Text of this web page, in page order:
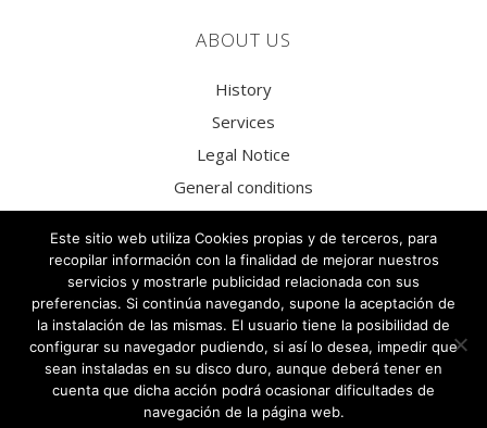
ABOUT US
History
Services
Legal Notice
General conditions
Social Media Privacy Policy
Cookies Policy
Este sitio web utiliza Cookies propias y de terceros, para
recopilar información con la finalidad de mejorar nuestros
servicios y mostrarle publicidad relacionada con sus
preferencias. Si continúa navegando, supone la aceptación de
la instalación de las mismas. El usuario tiene la posibilidad de
configurar su navegador pudiendo, si así lo desea, impedir que
sean instaladas en su disco duro, aunque deberá tener en
cuenta que dicha acción podrá ocasionar dificultades de
navegación de la página web.